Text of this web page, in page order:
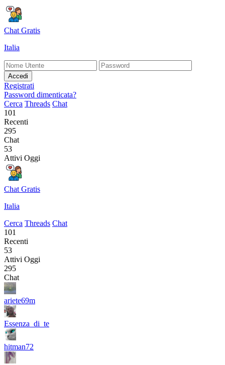
Chat Gratis
Italia
Accedi
Registrati
Password dimenticata?
Cerca Threads Chat
101
Recenti
295
Chat
53
Attivi Oggi
Chat Gratis
Italia
Cerca Threads Chat
101
Recenti
53
Attivi Oggi
295
Chat
ariete69m
Essenza_di_te
hitman72